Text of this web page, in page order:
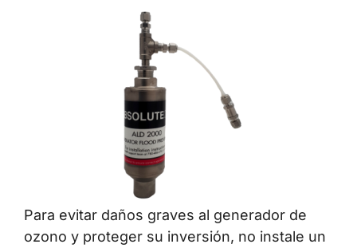
Para evitar daños graves al generador de
ozono y proteger su inversión, no instale un